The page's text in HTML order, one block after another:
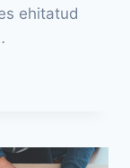
ehitatud